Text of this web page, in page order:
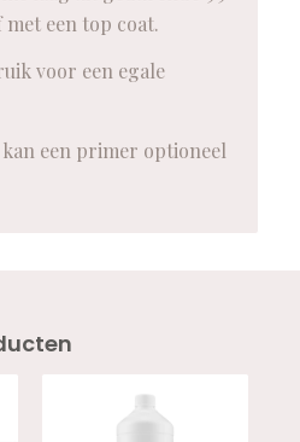
een top coat.
voor een egale
een primer optioneel